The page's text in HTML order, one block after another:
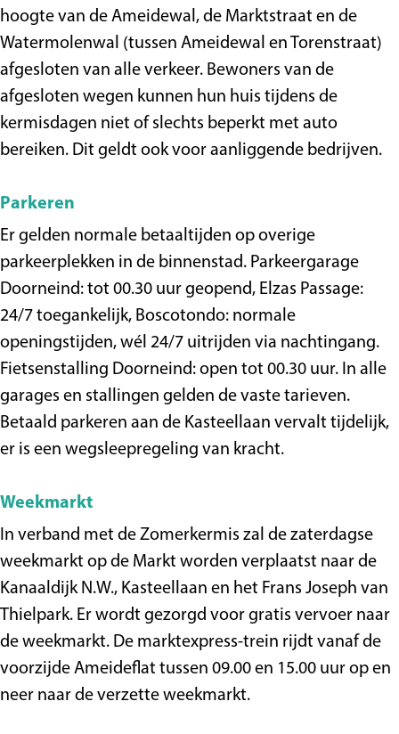
hoogte van de Ameidewal, de Marktstraat en de
Watermolenwal (tussen Ameidewal en Torenstraat)
afgesloten van alle verkeer. Bewoners van de
afgesloten wegen kunnen hun huis tijdens de
kermisdagen niet of slechts beperkt met auto
bereiken. Dit geldt ook voor aanliggende bedrijven.
Parkeren
Er gelden normale betaaltijden op overige
parkeerplekken in de binnenstad. Parkeergarage
Doorneind: tot 00.30 uur geopend, Elzas Passage:
24/7 toegankelijk, Boscotondo: normale
openingstijden, wél 24/7 uitrijden via nachtingang.
Fietsenstalling Doorneind: open tot 00.30 uur. In alle
garages en stallingen gelden de vaste tarieven.
Betaald parkeren aan de Kasteellaan vervalt tijdelijk,
er is een wegsleepregeling van kracht.
Weekmarkt
In verband met de Zomerkermis zal de zaterdagse
weekmarkt op de Markt worden verplaatst naar de
Kanaaldijk N.W., Kasteellaan en het Frans Joseph van
Thielpark. Er wordt gezorgd voor gratis vervoer naar
de weekmarkt. De marktexpress-trein rijdt vanaf de
voorzijde Ameideflat tussen 09.00 en 15.00 uur op en
neer naar de verzette weekmarkt.